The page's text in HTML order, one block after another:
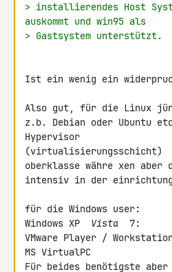
> installierendes Host
auskommt und win95 als
> Gastsystem unterstützt.
Ist ein wenig ein
Also gut, für die Linux
z.b. Debian oder Ubuntu
Hypervisor
(virtualisierungsschicht)
oberklasse währe xen
intensiv in der
für die Windows user:
Windows XP
Vista
7:
VMware Player /
MS VirtualPC
Für beides benötigste aber